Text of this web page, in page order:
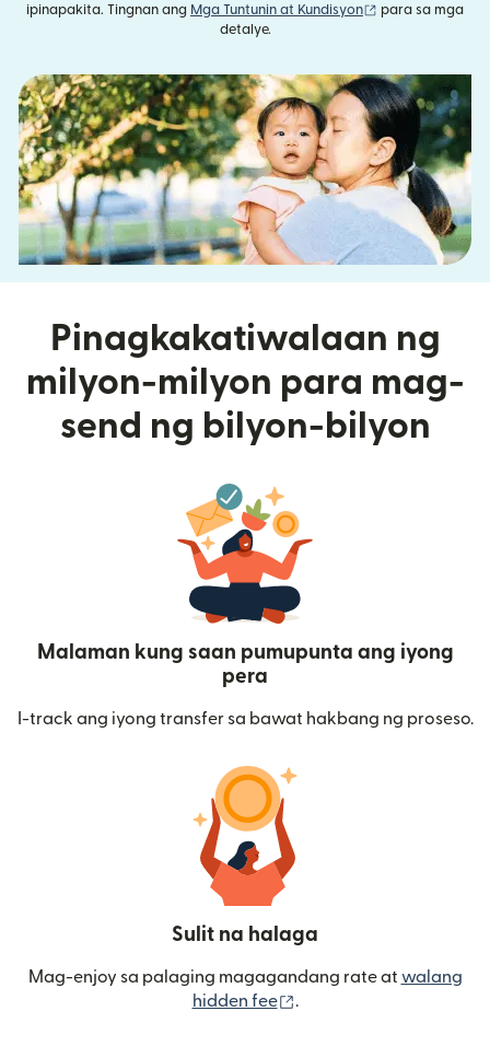
ipinapakita. Tingnan ang Mga Tuntunin at Kundisyon (bubukas sa
para sa mga
detalye.
Pinagkakatiwalaan ng
milyon-milyon para mag-
send ng bilyon-bilyon
Malaman kung saan pumupunta ang iyong
pera
I-track ang iyong transfer sa bawat hakbang ng proseso.
Sulit na halaga
Mag-enjoy sa palaging magagandang rate at walang
hidden fee
.